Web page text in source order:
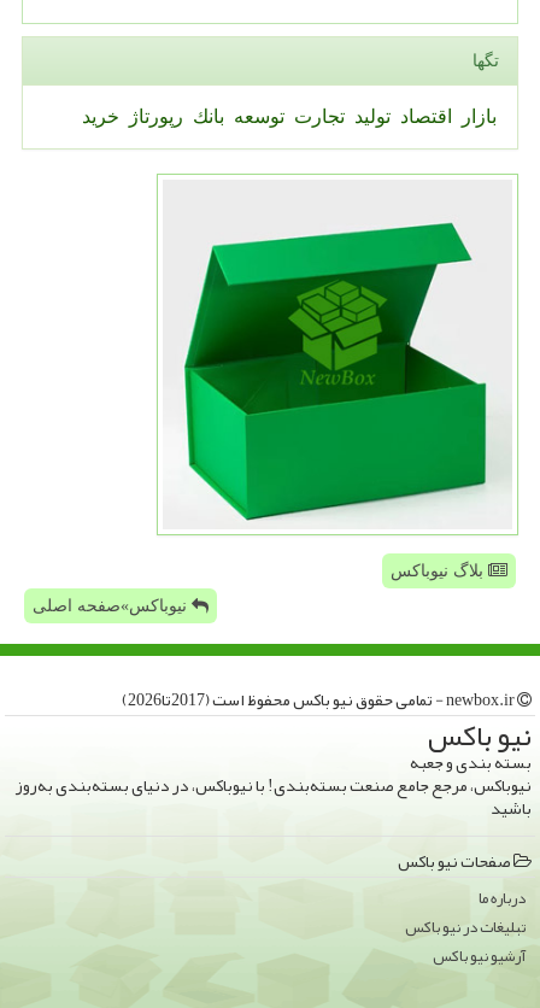
تگها
بازار اقتصاد تولید تجارت توسعه بانك رپورتاژ خرید
بلاگ نیوباکس
نیوباکس»صفحه اصلی
نیو باكس
بسته بندی و جعبه
نیوباکس، مرجع جامع صنعت بسته‌بندی! با نیوباکس، در دنیای بسته‌بندی به‌روز
باشید
صفحات نیو باكس
درباره ما
تبلیغات در نیو باكس
آرشیو نیو باكس